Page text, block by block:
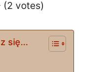
(2 votes)
się...